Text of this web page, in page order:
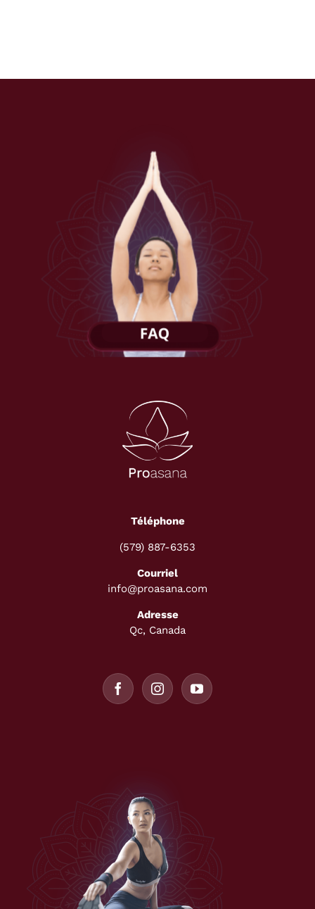
Téléphone
(579) 887-6353
Courriel
info@proasana.com
Adresse
Qc, Canada